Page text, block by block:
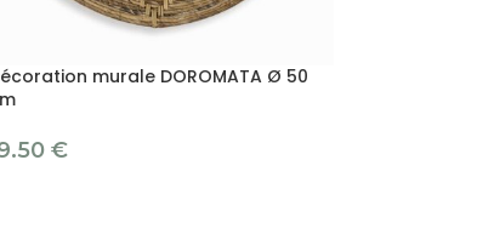
murale DOROMATA Ø 50
€